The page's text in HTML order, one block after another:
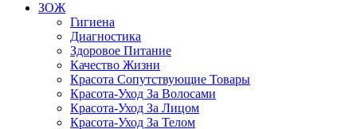
ЗОЖ
Гигиена
Диагностика
Здоровое Питание
Качество Жизни
Красота Сопутствующие Товары
Красота-Уход За Волосами
Красота-Уход За Лицом
Красота-Уход За Телом